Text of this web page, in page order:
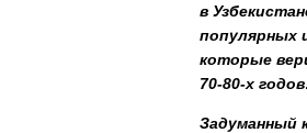
в
популярных
которые
70-80-х
Задуманный